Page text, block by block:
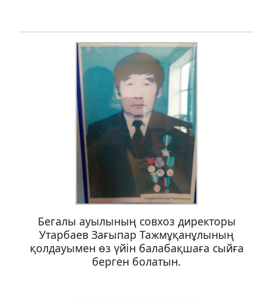
Бегалы ауылының совхоз директоры
Утарбаев Зағыпар Тажмұқанұлының
қолдауымен өз үйін балабақшаға сыйға
берген болатын.